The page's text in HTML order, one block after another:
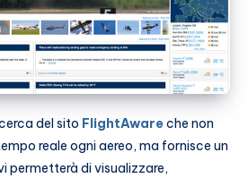
del sito FlightAwareche non
reale ogni aereo, ma fornisce un
permetterà di visualizzare,